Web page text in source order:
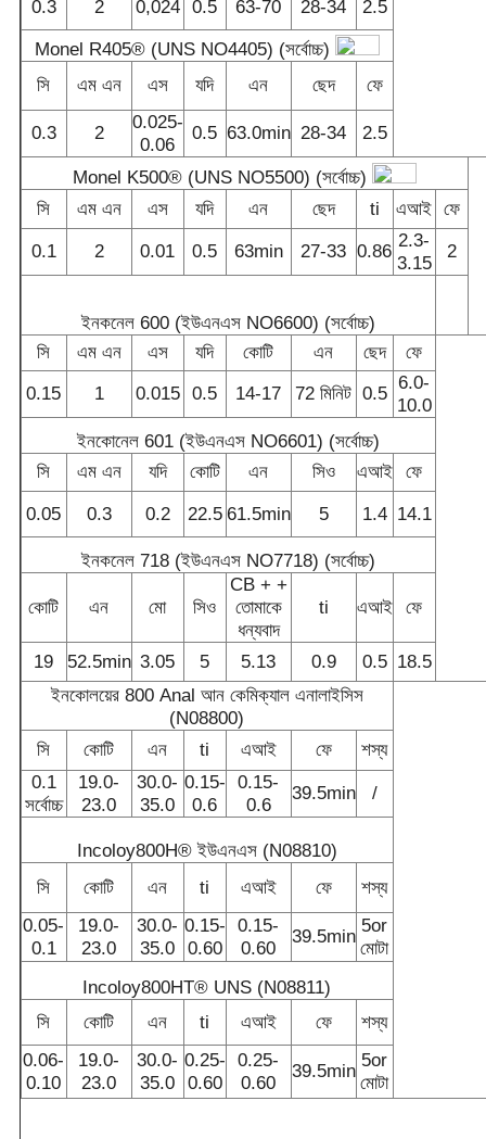
0.3 2 0,024 0.5 63-70 28-34
2.5
Monel R405® (UNS NO4405) (সর্বোচ্চ)
সি
এম এন এস যদি এন ছেদ ফে
0.3 2
0.025-
0.06
0.5 63.0min 28-34 2.5
Monel K500® (UNS NO5500) (সর্বোচ্চ)
সি
এম এন এস যদি এন ছেদ ti এআই ফে
0.1
2 0.01 0.5 63min 27-33 0.86 2.3-
3.15
2
ইনকনেল 600 (ইউএনএস NO6600) (সর্বোচ্চ)
সি
এম এন এস যদি কোটি এন ছেদ
ফে
0.15
1 0.015 0.5 14-17 72 মিনিট 0.5 6.0-
10.0
ইনকোনেল 601 (ইউএনএস NO6601) (সর্বোচ্চ)
সি
এম এন যদি কোটি এন সিও এআই
ফে
0.05
0.3 0.2 22.5 61.5min 5 1.4 14.1
ইনকনেল 718 (ইউএনএস NO7718) (সর্বোচ্চ)
কোটি এন মো সিও
CB + +
তোমাকে
ধন্যবাদ
ti এআই ফে
19 52.5min 3.05 5 5.13 0.9 0.5 18.5
ইনকোলয়ের 800 Anal আন কেমিক্যাল এনালাইসিস
(N08800)
সি
কোটি এন ti এআই ফে
শস্য
0.1
সর্বোচ্চ
19.0-
23.0
30.0-
35.0
0.15-
0.6
0.15-
0.6
39.5min /
Incoloy800H® ইউএনএস (N08810)
সি
কোটি এন ti এআই ফে
শস্য
0.05-
0.1
19.0-
23.0
30.0-
35.0
0.15-
0.60
0.15-
0.60
39.5min 5or
মোটা
Incoloy800HT® UNS (N08811)
সি
কোটি এন ti এআই ফে
শস্য
0.06-
0.10
19.0-
23.0
30.0-
35.0
0.25-
0.60
0.25-
0.60
39.5min 5or
মোটা